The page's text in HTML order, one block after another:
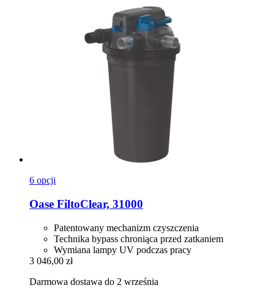
6 opcji
Oase FiltoClear, 31000
Patentowany mechanizm czyszczenia
Technika bypass chroniąca przed zatkaniem
Wymiana lampy UV podczas pracy
3 046,00 zł
Darmowa dostawa do 2 września